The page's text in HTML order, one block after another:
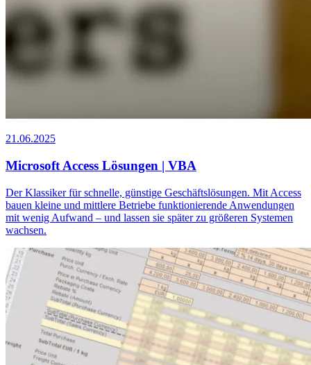
21.06.2025
Microsoft Access Lösungen | VBA
Der Klassiker für schnelle, günstige Geschäftslösungen. Mit Access
bauen kleine und mittlere Betriebe funktionierende Anwendungen
mit wenig Aufwand – und lassen sie später zu größeren Systemen
wachsen.